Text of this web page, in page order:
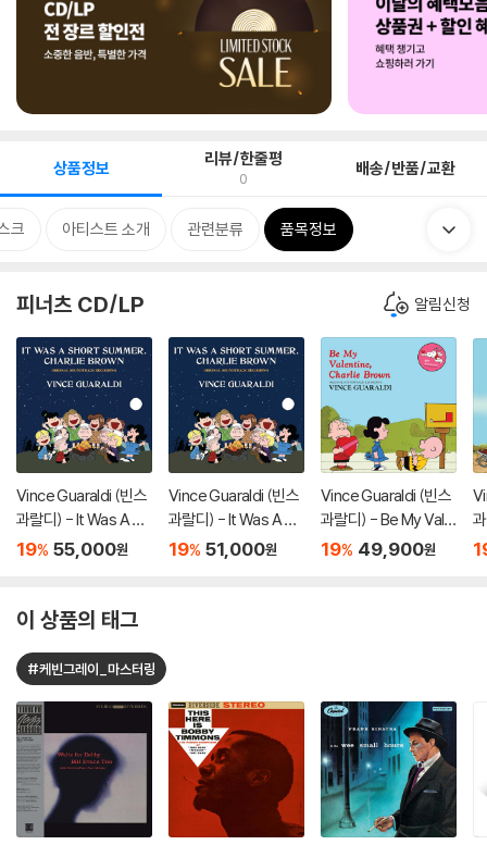
상품정보 리뷰/한줄평
0 배송/반품/교환
크 아티스트 소개 관련분류 품목정보
피너츠 CD/LP 알림신청
Vince Guaraldi (빈스
과랄디) - It Was A Sh
ort Summer, Charlie
19% 55,000원
Vince Guaraldi (빈스
과랄디) - It Was A Sh
ort Summer, Charlie
19% 51,000원
Vince Guaraldi (빈스
과랄디) - Be My Vale
ntine, Charlie Brown
19% 49,900원
이 상품의 태그
#케빈그레이_마스터링